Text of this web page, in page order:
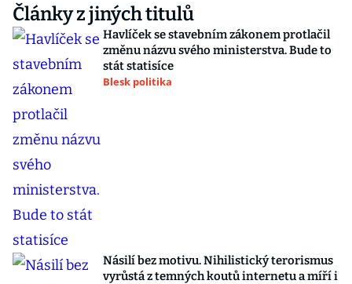
Články z jiných titulů
Havlíček se stavebním zákonem protlačil
změnu názvu svého ministerstva. Bude to
stát statisíce
Blesk politika
Násilí bez motivu. Nihilistický terorismus
vyrůstá z temných koutů internetu a míří i